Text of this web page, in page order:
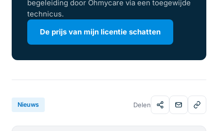
begeleiding door Ohmycare via een toegewijde
technicus.
De prijs van mijn licentie schatten
Nieuws Delen